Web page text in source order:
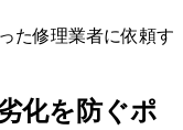
た修理業者に依頼す
化を防ぐポ